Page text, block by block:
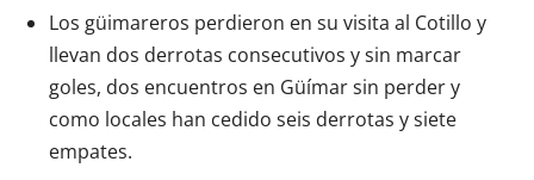
Los güimareros perdieron en su visita al Cotillo y
llevan dos derrotas consecutivos y sin marcar
goles, dos encuentros en Güímar sin perder y
como locales han cedido seis derrotas y siete
empates.